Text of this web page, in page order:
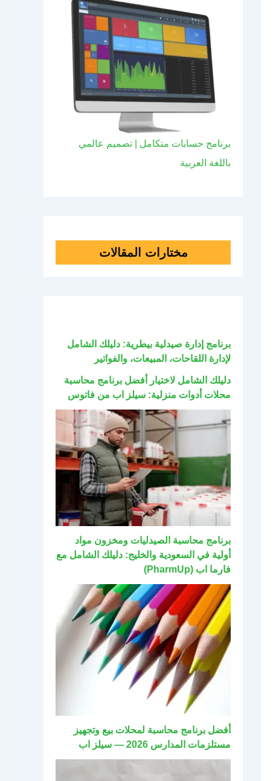
برنامج حسابات متكامل | تصميم عالمي
باللغة العربية
مختارات المقالات
برنامج إدارة صيدلية بيطرية: دليلك الشامل
لإدارة اللقاحات، المبيعات، والفواتير
دليلك الشامل لاختيار أفضل برنامج محاسبة
محلات أدوات منزلية: سيلز اب من فاتوس
برنامج محاسبة الصيدليات ومخزون مواد
أولية في السعودية والخليج: دليلك الشامل مع
فارما اب (PharmUp)
أفضل برنامج محاسبة لمحلات بيع وتجهيز
مستلزمات المدارس 2026 — سيلز اب